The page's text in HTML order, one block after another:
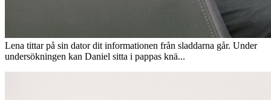
Lena tittar på sin dator dit informationen från sladdarna går. Under
undersökningen kan Daniel sitta i pappas knä...